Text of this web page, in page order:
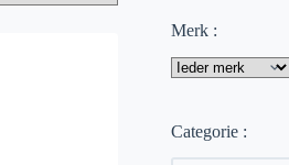
Merk :
Categorie :